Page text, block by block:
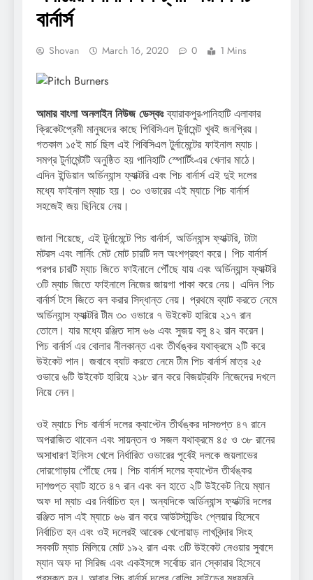
বার্নার্স
Shovan March 16, 2020 0 1 Mins
আমার বাংলা অনলাইন নিউজ ডেস্কঃব্যারাকপুর-পানিহাটি এলাকার
ক্রিকেটপ্রেমী মানুষদের কাছে পিবিসিএল টুর্নামেন্ট খুবই জনপ্রিয়।
গতকাল ১৫ই মার্চ ছিল এই পিবিসিএল টুর্নামেন্টের ফাইনাল ম্যাচ।
সমগ্র টুর্নামেন্টটি অনুষ্ঠিত হয় পানিহাটি স্পোর্টিং-এর খেলার মাঠে।
এদিন ইন্ডিয়ান অর্ডিন্যান্স ফ্যাক্টরি এবং পিচ বার্নার্স এই দুই দলের
মধ্যে ফাইনাল ম্যাচ হয়। ৩০ ওভারের এই ম্যাচে পিচ বার্নার্স
সহজেই জয় ছিনিয়ে নেয়।
জানা গিয়েছে, এই টুর্নামেন্টে পিচ বার্নার্স, অর্ডিন্যান্স ফ্যাক্টরি, টাটা
মটরস এবং লার্নিং মেট মোট চারটি দল অংশগ্রহণ করে। পিচ বার্নার্স
পরপর চারটি ম্যাচ জিতে ফাইনালে পৌঁছে যায় এবং অর্ডিন্যান্স ফ্যাক্টরি
৩টি ম্যাচ জিতে ফাইনালে নিজের জায়গা পাকা করে নেয়। এদিন পিচ
বার্নার্স টসে জিতে বল করার সিদ্ধান্ত নেয়। প্রথমে ব্যাট করতে নেমে
অর্ডিন্যান্স ফ্যাক্টরি টীম ৩০ ওভারে ৭ উইকেট হারিয়ে ২১৭ রান
তোলে। যার মধ্যে রঞ্জিত দাস ৬৬ এবং সুজয় বসু ৪২ রান করেন।
পিচ বার্নার্স এর বোলার নীলকান্ত এবং তীর্থঙ্কর যথাক্রমে ২টি করে
উইকেট পান। জবাবে ব্যাট করতে নেমে টীম পিচ বার্নার্স মাত্র ২৫
ওভারে ৬টি উইকেট হারিয়ে ২১৮ রান করে বিজয়ট্রফি নিজেদের দখলে
নিয়ে নেন।
ওই ম্যাচে পিচ বার্নার্স দলের ক্যাপ্টেন তীর্থঙ্কর দাসগুপ্ত ৪৭ রানে
অপরাজিত থাকেন এবং সায়ন্তন ও সজল যথাক্রমে ৪৫ ও ৩৮ রানের
অসাধারণ ইনিংস খেলে নির্ধারিত ওভারের পূর্বেই দলকে জয়লাভের
দোরগোড়ায় পৌঁছে দেয়। পিচ বার্নার্স দলের ক্যাপ্টেন তীর্থঙ্কর
দাশগুপ্ত ব্যাট হাতে ৪৭ রান এবং বল হাতে ২টি উইকেট নিয়ে ম্যান
অফ দা ম্যাচ এর নির্বাচিত হন। অন্যদিকে অর্ডিন্যান্স ফ্যাক্টরি দলের
রঞ্জিত দাস এই ম্যাচে ৬৬ রান করে আউটস্টান্ডিং প্লেয়ার হিসেবে
নির্বাচিত হন এবং ওই দলেরই আরেক খেলোয়াড় লাখবিন্দার সিংহ
সবকটি ম্যাচ মিলিয়ে মোট ১৯২ রান এবং ৩টি উইকেট নেওয়ার সুবাদে
ম্যান অফ দা সিরিজ এবং একইসঙ্গে সর্বোচ্চ রান স্কোরার হিসেবে